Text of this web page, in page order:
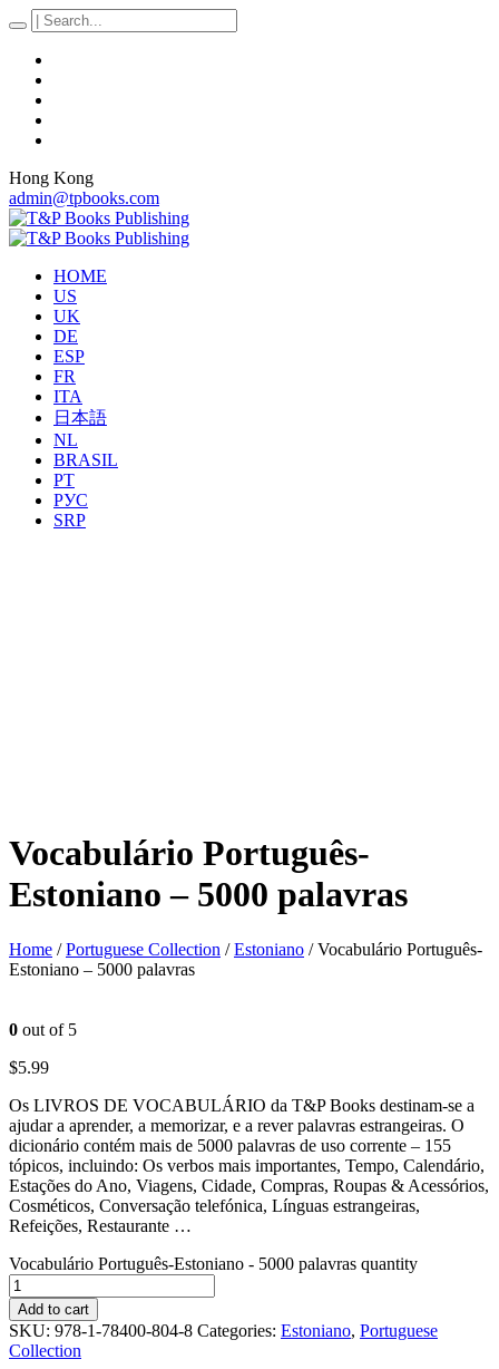
Hong Kong
admin@tpbooks.com
HOME
US
UK
DE
ESP
FR
ITA
日本語
NL
BRASIL
PT
РУС
SRP
Vocabulário Português-
Estoniano – 5000 palavras
Home /Portuguese Collection /Estoniano / Vocabulário Português-
Estoniano – 5000 palavras
0 out of 5
$5.99
Os LIVROS DE VOCABULÁRIO da T&P Books destinam-se a
ajudar a aprender, a memorizar, e a rever palavras estrangeiras. O
dicionário contém mais de 5000 palavras de uso corrente – 155
tópicos, incluindo: Os verbos mais importantes, Tempo, Calendário,
Estações do Ano, Viagens, Cidade, Compras, Roupas & Acessórios,
Cosméticos, Conversação telefónica, Línguas estrangeiras,
Refeições, Restaurante …
Vocabulário Português-Estoniano - 5000 palavras quantity
Add to cart
SKU: 978-1-78400-804-8 Categories: Estoniano, Portuguese
Collection